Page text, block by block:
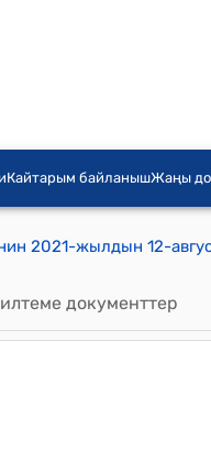
Кайтарым байланышЖаңы
документтер